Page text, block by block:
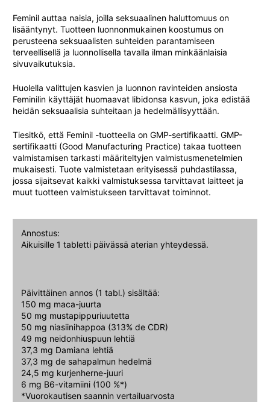
Feminil auttaa naisia, joilla seksuaalinen haluttomuus on
lisääntynyt. Tuotteen luonnonmukainen koostumus on
perusteena seksuaalisten suhteiden parantamiseen
terveellisellä ja luonnollisella tavalla ilman minkäänlaisia
sivuvaikutuksia.
Huolella valittujen kasvien ja luonnon ravinteiden ansiosta
Feminilin käyttäjät huomaavat libidonsa kasvun, joka edistää
heidän seksuaalisia suhteitaan ja hedelmällisyyttään.
Tiesitkö, että Feminil -tuotteella on GMP-sertifikaatti. GMP-
sertifikaatti (Good Manufacturing Practice) takaa tuotteen
valmistamisen tarkasti määriteltyjen valmistusmenetelmien
mukaisesti. Tuote valmistetaan erityisessä puhdastilassa,
jossa sijaitsevat kaikki valmistuksessa tarvittavat laitteet ja
muut tuotteen valmistukseen tarvittavat toiminnot.
Annostus:
Aikuisille 1 tabletti päivässä aterian yhteydessä.
Päivittäinen annos (1 tabl.) sisältää:
150 mg maca-juurta
50 mg mustapippuriuutetta
50 mg niasiinihappoa (313% de CDR)
49 mg neidonhiuspuun lehtiä
37,3 mg Damiana lehtiä
37,3 mg de sahapalmun hedelmä
24,5 mg kurjenherne-juuri
6 mg B6-vitamiini (100 %*)
*Vuorokautisen saannin vertailuarvosta